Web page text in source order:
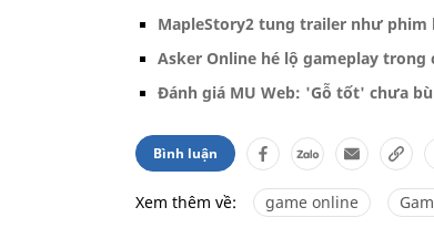
MapleStory2 tung trailer như phim
Asker Online hé lộ gameplay trong
Đánh giá MU Web: 'Gỗ tốt' chưa
Bình luận
Xem thêm về: game online